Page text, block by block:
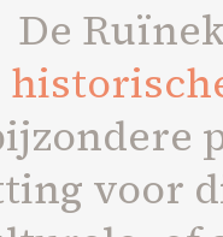
De
voor